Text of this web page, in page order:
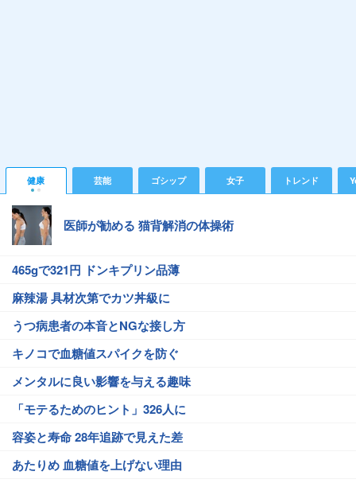
健康 芸能 ゴシップ 女子 トレンド
医師が勧める 猫背解消の体操術
465gで321円 ドンキプリン品薄
麻辣湯 具材次第でカツ丼級に
うつ病患者の本音とNGな接し方
キノコで血糖値スパイクを防ぐ
メンタルに良い影響を与える趣味
「モテるためのヒント」326人に
容姿と寿命 28年追跡で見えた差
あたりめ 血糖値を上げない理由